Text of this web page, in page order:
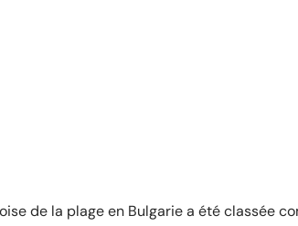
de la plage en Bulgarie a été classée